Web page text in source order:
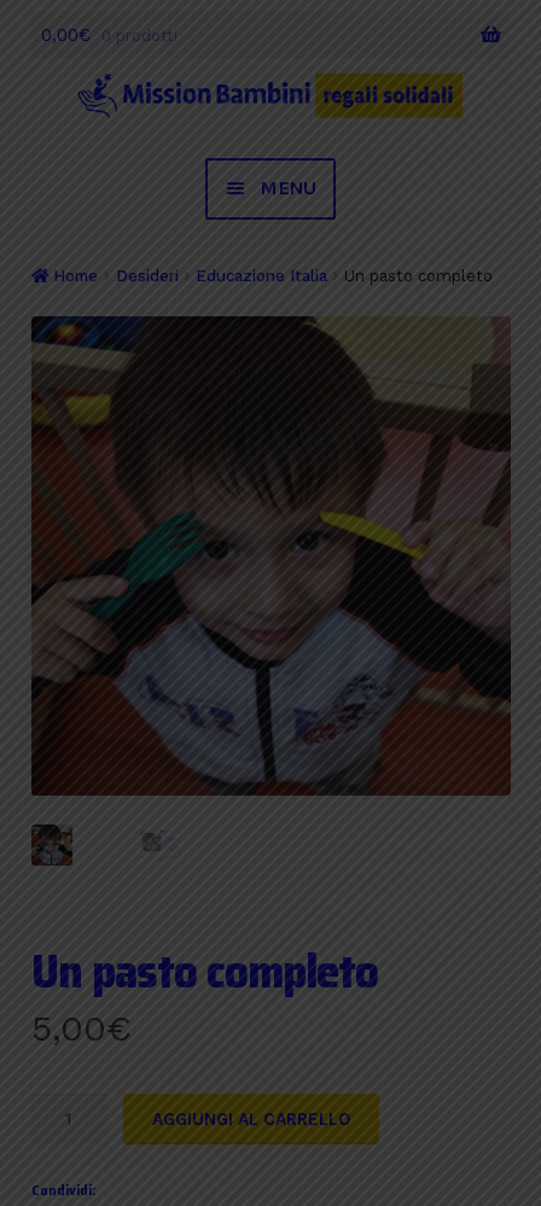
0,00€ 0 prodotti
MENU
Desideri
Occasioni Speciali
Chi siamo
Home Desideri Educazione Italia Un pasto completo
Un pasto completo
5,00€
quantità
AGGIUNGI AL CARRELLO
Condividi: